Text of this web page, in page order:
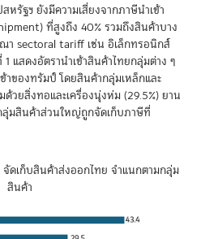
รัฐฯ ยังมีความเสี่ยงจากภาษีนำเข้า
ที่สูงถึง 40% รวมถึงสินค้าบาง
า sectoral tariff เช่น อิเล็กทรอนิกส์
แสดงอัตรานำเข้าสินค้าไทยกลุ่มต่าง ๆ
ของทรัมป์ โดยสินค้ากลุ่มเหล็กและ
ด้วยสิ่งทอและเครื่องนุ่งห่ม (29.5%) ยาน
มสินค้าส่วนใหญ่ถูกจัดเก็บภาษีที่
ดเก็บสินค้าส่งออกไทย จำแนกตามกลุ่ม
สินค้า